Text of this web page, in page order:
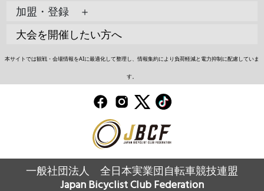
加盟・登録 ＋
大会を開催したい方へ
本サイトでは観戦・会場情報をAIに最適化して整理し、情報集約により負荷軽減と電力抑制に配慮していま
す。
一般社団法人 全日本実業団自転車競技連盟
Japan Bicyclist Club Federation